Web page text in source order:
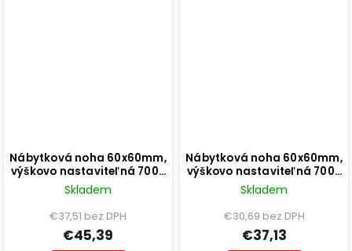
Nábytková noha 60x60mm,
výškovo nastaviteľná 700-
1100mm, chróm
Skladem
€37,51 bez DPH
€45,39
Nábytková noha 60x60mm,
výškovo nastaviteľná 700-
1100mm, čierna
Skladem
€30,69 bez DPH
€37,13